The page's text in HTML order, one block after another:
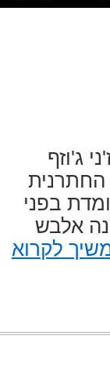
ג'וזף
בפני
אלבש
לקרוא